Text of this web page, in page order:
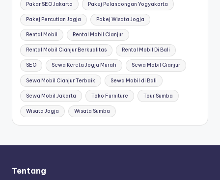
Pakar SEO Jakarta Pakej Pelancongan Yogyakarta
Pakej Percutian Jogja Pakej Wisata Jogja
Rental Mobil Rental Mobil Cianjur
Rental Mobil Cianjur Berkualitas Rental Mobil Di Bali
SEO Sewa Kereta Jogja Murah Sewa Mobil Cianjur
Sewa Mobil Cianjur Terbaik Sewa Mobil di Bali
Sewa Mobil Jakarta Toko Furniture Tour Sumba
Wisata Jogja Wisata Sumba
Tentang